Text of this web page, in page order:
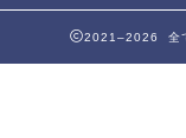
2021–2026 全